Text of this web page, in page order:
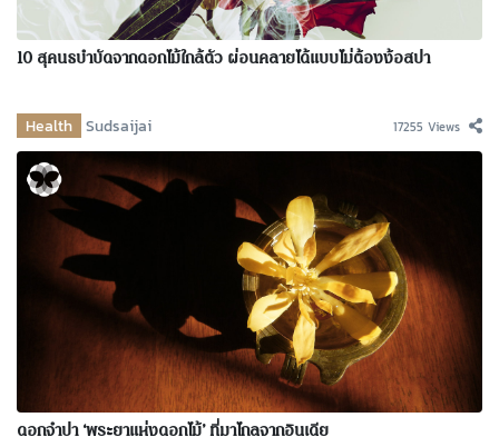
10 สุคนธบำบัดจากดอกไม้ใกล้ตัว ผ่อนคลายได้แบบไม่ต้องง้อสปา
Health Sudsaijai 17255 Views
ดอกจำปา ‘พระยาแห่งดอกไม้’ ที่มาไกลจากอินเดีย